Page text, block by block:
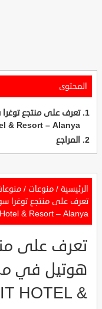
المحتوى
تعرف على منتجع توغرا
& Resort – Alanya
المراجع
الرئيسية / منوعات /
& Resort – Alanya
تعرف على
هوتيل في
HOTEL &